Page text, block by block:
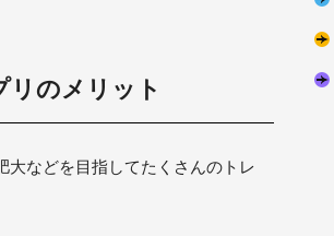
のメリット
などを目指してたくさんのトレ